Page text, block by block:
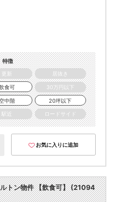
特徴
更新
居抜き
食可
30万円以下
空中階
20坪以下
駅近 ロードサイド
お気に入りに追加
トン物件 【飲食可】 (21094